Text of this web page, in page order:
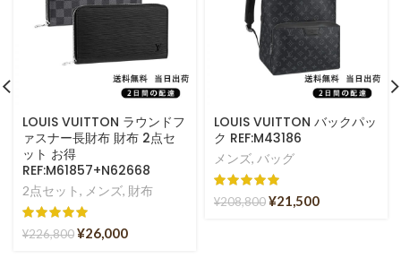
LOUIS VUITTON ラウンドフ
ァスナー長財布 財布 2点セ
ット お得
REF:M61857+N62668
2点セット, メンズ, 財布
¥226,800¥26,000
LOUIS VUITTON バックパッ
ク REF:M43186
メンズ, バッグ
¥208,800¥21,500